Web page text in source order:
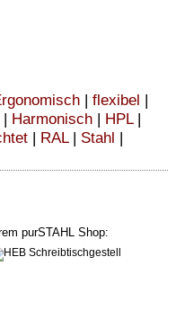
| flexibel |
| Harmonisch | HPL|
| RAL| Stahl |
purSTAHL Shop: